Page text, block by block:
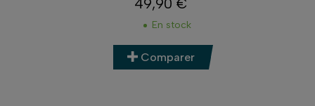
Prix
49,90 €
En stock
Comparer